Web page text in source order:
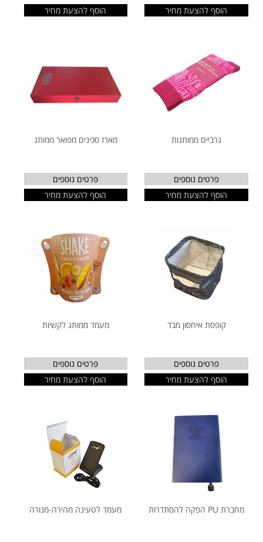
הוסף להצעת מחיר
הוסף להצעת מחיר
גרביים ממותגות
פרטים נוספים
הוסף להצעת מחיר
מארז סכינים מפואר ממותג
פרטים נוספים
הוסף להצעת מחיר
קופסת איחסון מבד
פרטים נוספים
הוסף להצעת מחיר
מעמד ממותג לקשיות
פרטים נוספים
הוסף להצעת מחיר
מחברת PU הפקה להסתדרות מעמד לטעינה מהירה-מנורה